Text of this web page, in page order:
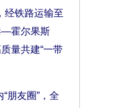
铁路运输至
—霍尔果斯
量共建“一带
朋友圈”，全